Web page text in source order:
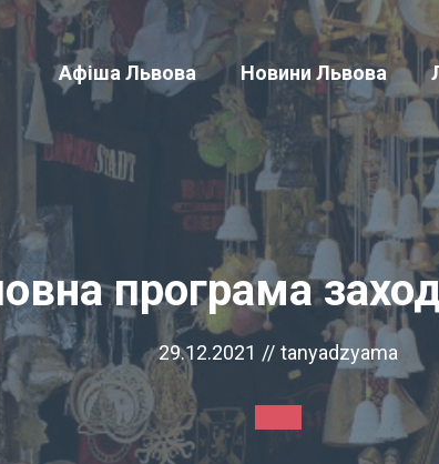
Афіша Львова Новини Львова
програма
29.12.2021 // tanyadzyama